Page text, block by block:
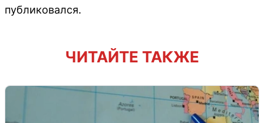
публиковался.
ЧИТАЙТЕ ТАКЖЕ